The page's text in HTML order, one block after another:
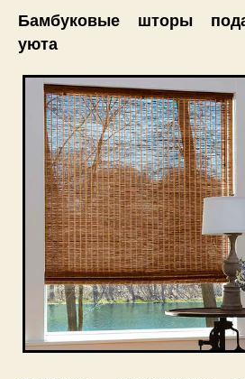
Бамбуковые шторы
уюта